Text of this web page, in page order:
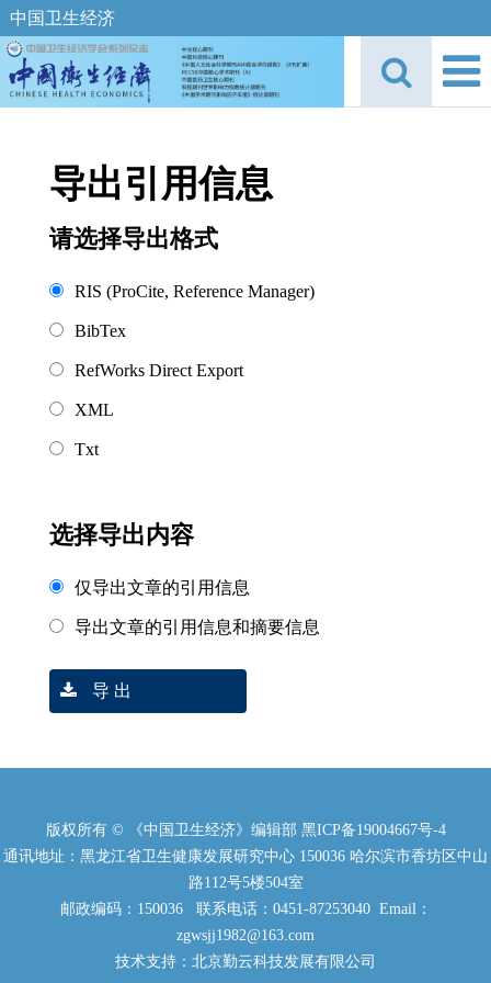
中国卫生经济
导出引用信息
请选择导出格式
RIS (ProCite, Reference Manager)
BibTex
RefWorks Direct Export
XML
Txt
选择导出内容
仅导出文章的引用信息
导出文章的引用信息和摘要信息
导 出
版权所有 © 《中国卫生经济》编辑部 黑ICP备19004667号-4
通讯地址：黑龙江省卫生健康发展研究中心 150036 哈尔滨市香坊区中山
路112号5楼504室
邮政编码：150036 联系电话：0451-87253040 Email：
zgwsjj1982@163.com
技术支持：北京勤云科技发展有限公司